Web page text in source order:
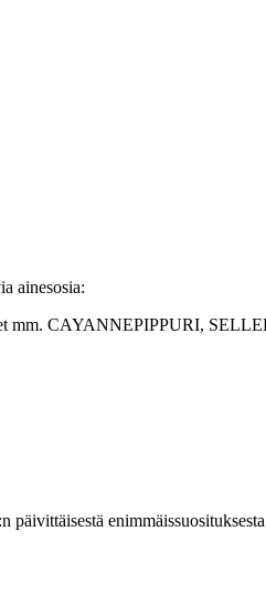
ainesosia:
mm. CAYANNEPIPPURI,
päivittäisestä